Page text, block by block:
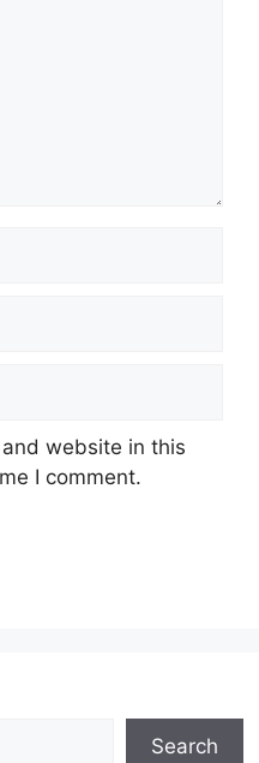
website in this
I comment.
Search